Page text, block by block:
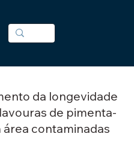
da longevidade
de pimenta-
contaminadas